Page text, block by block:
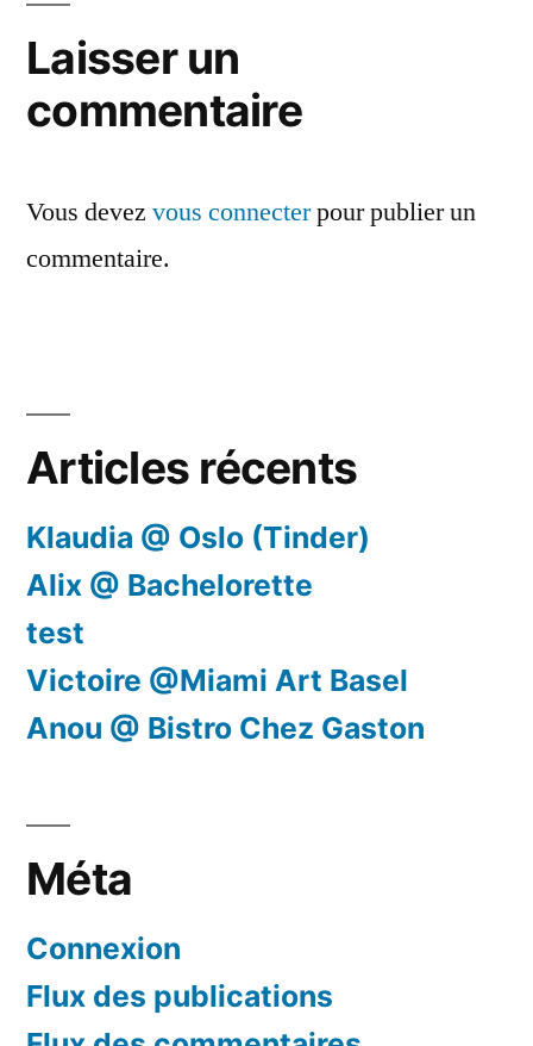
l’article
Laisser un
commentaire
Vous devez vous connecterpour publier un
commentaire.
Articles récents
Klaudia @ Oslo (Tinder)
Alix @ Bachelorette
test
Victoire @Miami Art Basel
Anou @ Bistro Chez Gaston
Méta
Connexion
Flux des publications